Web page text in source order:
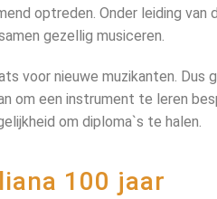
optreden. Onder leiding van
gezellig musiceren.
voor nieuwe muzikanten.
om een instrument te leren
om diploma`s te halen.
100 jaar